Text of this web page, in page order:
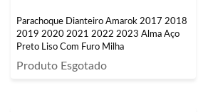
Parachoque Dianteiro Amarok 2017 2018
2019 2020 2021 2022 2023 Alma Aço
Preto Liso Com Furo Milha
Produto Esgotado